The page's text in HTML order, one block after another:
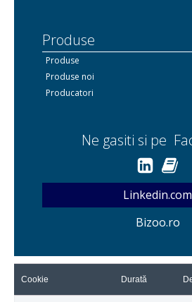
Produse
Produse
Produse noi
Producatori
Ne gasiti si pe
Linkedin.com
Bizoo.ro
Cookie Durată